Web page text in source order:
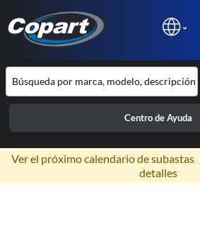
Centro de Ayuda
Ver el próximo calendario de subastas
detalles